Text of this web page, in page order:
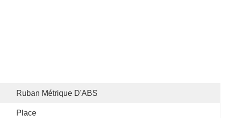
Ruban Métrique D'ABS
Place